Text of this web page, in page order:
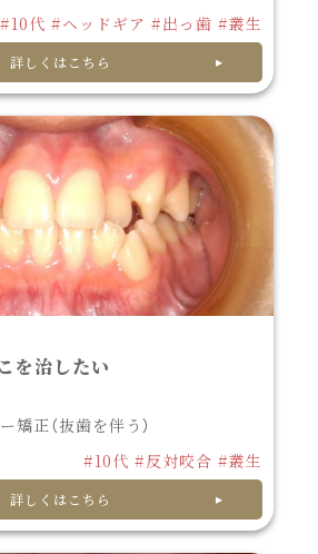
#10代 #ヘッドギア #出っ歯 #叢生
詳しくはこちら
を治したい
矯正（抜歯を伴う）
#10代 #反対咬合 #叢生
詳しくはこちら